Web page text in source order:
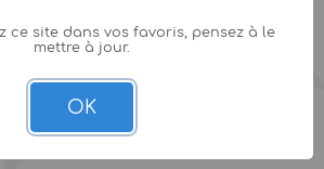
ce site dans vos favoris, pensez à le
mettre à jour.
OK